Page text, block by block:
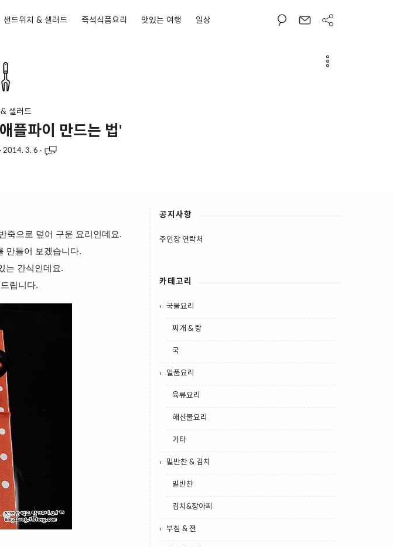
샌드위치 & 샐러드 즉석식품요리 맛있는 여행 일상
샐러드
플파이 만드는 법'
2014. 3. 6 ·
죽으로 덮어 구운 요리인데요.
만들어 보겠습니다.
는 간식인데요.
립니다.
공지사항
주인장 연락처
카테고리
국물요리
찌개 & 탕
국
일품요리
육류요리
해산물요리
기타
밑반찬 & 김치
밑반찬
김치&장아찌
부침 & 전